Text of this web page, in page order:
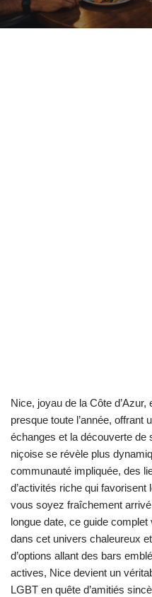
Nice, joyau de la Côte
presque toute l’année, offrant
échanges et la découverte de
niçoise se révèle plus
communauté impliquée, des
d’activités riche qui
vous soyez fraîchement
longue date, ce guide
dans cet univers chaleureux
d’options allant des bars
actives, Nice devient un
LGBT en quête d’amitiés